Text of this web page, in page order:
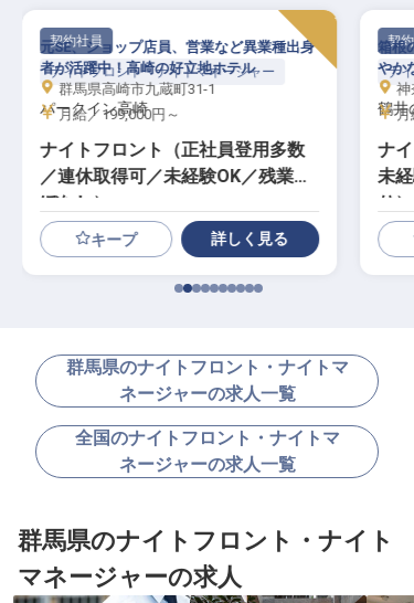
契約社員
ナイトフロント・ナイトマネージャー
パークイン高崎
ナイトフロント（正社員登用多数
／連休取得可／未経験OK／残業ほ
ぼなし）
元SE、ショップ店員、営業など異業種出身
者が活躍中！高崎の好立地ホテル
群馬県高崎市九蔵町31-1
月給／199,000円～
キープ 詳しく見る
契約
ナ
鶴井
ナ
未
り）
箱根
やか
神
月
群馬県のナイトフロント・ナイトマ
ネージャーの求人一覧
全国のナイトフロント・ナイトマ
ネージャーの求人一覧
群馬県のナイトフロント・ナイト
マネージャーの求人